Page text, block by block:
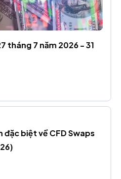
tháng 7 năm 2026 - 31
đặc biệt về CFD Swaps